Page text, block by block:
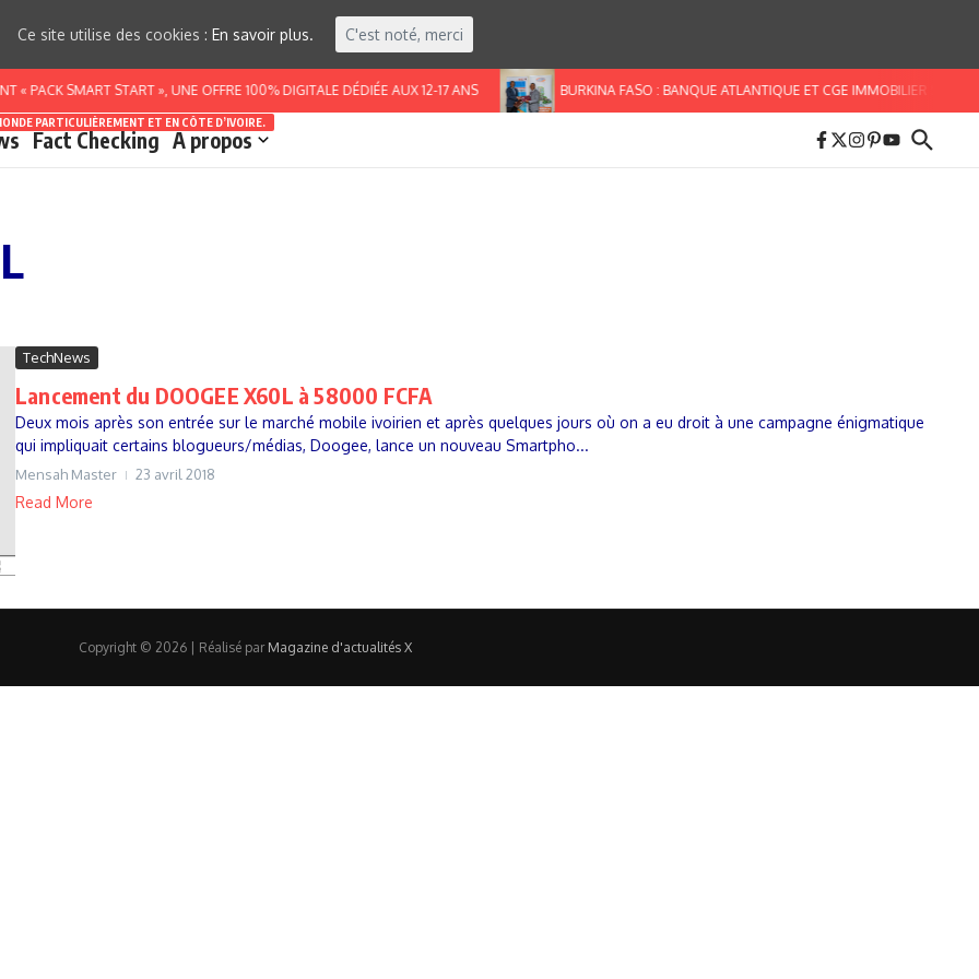
PACK SMART START », UNE OFFRE 100% DIGITALE DÉDIÉE AUX 12-17 ANS BURKINA FASO : BANQUE ATLANTIQUE ET CGE IMMOBILIER
PARTICULIÈREMENT ET EN CÔTE D’IVOIRE.
Fact Checking A propos
TechNews
Lancement du DOOGEE X60L à 58000 FCFA
Deux mois après son entrée sur le marché mobile ivoirien et après quelques jours où on a eu droit à une campagne énigmatique
qui impliquait certains blogueurs/médias, Doogee, lance un nouveau Smartpho...
Mensah Master 23 avril 2018
Read More
Copyright © 2026 | Réalisé par Magazine d'actualités X
Ce site utilise des cookies : En savoir plus. C'est noté, merci